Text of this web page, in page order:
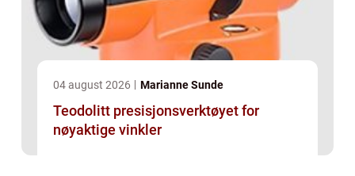
04 august 2026 Marianne Sunde
Teodolitt presisjonsverktøyet for
nøyaktige vinkler